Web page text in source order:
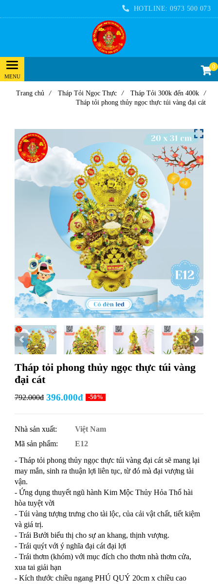
HOTLINE: 0973 500 073
0
Trang chủ / Tháp Tỏi Ngọc Thực / Tháp Tỏi 300k đến 400k
/
Tháp tỏi phong thủy ngọc thực túi vàng đại cát
Tháp tỏi phong thủy ngọc thực túi vàng
đại cát
792.000đ 396.000đ -50%
Nhà sản xuất:
Việt Nam
Mã sản phẩm:
E12
- Tháp tỏi phong thủy ngọc thực túi vàng đại cát sẽ mang lại
may mắn, sinh ra thuận lợi liên tục, từ đó mà đại vượng tài
vận.
- Ứng dụng thuyết ngũ hành Kim Mộc Thủy Hỏa Thổ hài
hòa tuyệt vời
- Túi vàng tượng trưng cho tài lộc, của cải vật chất, tiết kiệm
và giá trị.
- Trái Bưởi biểu thị cho sự an khang, thịnh vượng.
- Trái quýt với ý nghĩa đại cát đại lợi
- Trái thơm (khóm) với mục đích cho thơm nhà thơm cửa,
xua tai giải hạn
- Kích thước chiều ngang PHÚ QUÝ 20cm x chiều cao